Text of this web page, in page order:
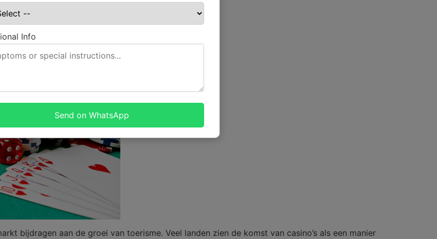
bijdragen aan de groei van toerisme. Veel landen zien de komst van casino’s als een manier
Info
Send on WhatsApp